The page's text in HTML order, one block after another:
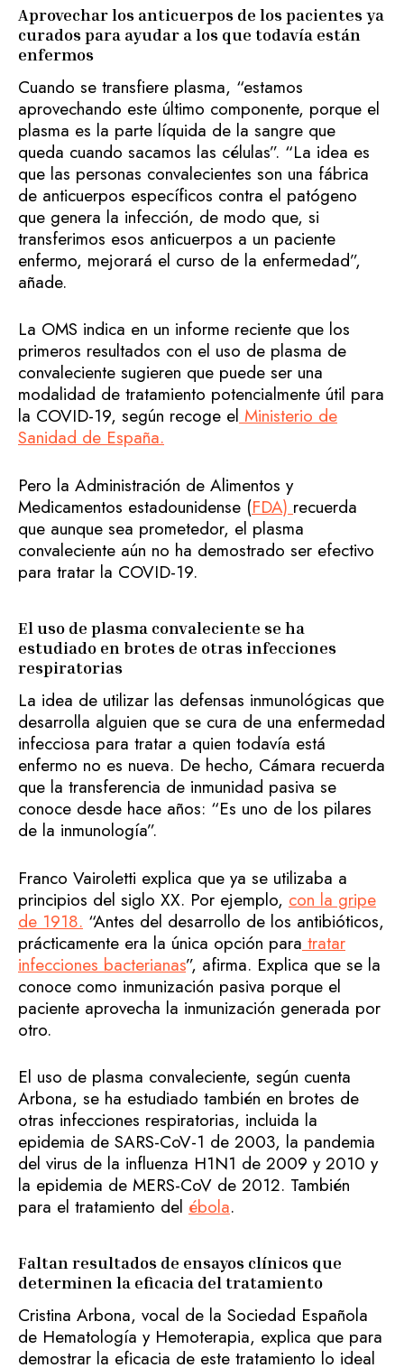
Aprovechar los anticuerpos de los pacientes ya
curados para ayudar a los que todavía están
enfermos
Cuando se transfiere plasma, “estamos
aprovechando este último componente, porque el
plasma es la parte líquida de la sangre que
queda cuando sacamos las células”. “La idea es
que las personas convalecientes son una fábrica
de anticuerpos específicos contra el patógeno
que genera la infección, de modo que, si
transferimos esos anticuerpos a un paciente
enfermo, mejorará el curso de la enfermedad”,
añade.
La OMS indica en un informe reciente que los
primeros resultados con el uso de plasma de
convaleciente sugieren que puede ser una
modalidad de tratamiento potencialmente útil para
la COVID-19, según recoge el Ministerio de
Sanidad de España.
Pero la Administración de Alimentos y
Medicamentos estadounidense (FDA) recuerda
que aunque sea prometedor, el plasma
convaleciente aún no ha demostrado ser efectivo
para tratar la COVID-19.
El uso de plasma convaleciente se ha
estudiado en brotes de otras infecciones
respiratorias
La idea de utilizar las defensas inmunológicas que
desarrolla alguien que se cura de una enfermedad
infecciosa para tratar a quien todavía está
enfermo no es nueva. De hecho, Cámara recuerda
que la transferencia de inmunidad pasiva se
conoce desde hace años: “Es uno de los pilares
de la inmunología”.
Franco Vairoletti explica que ya se utilizaba a
principios del siglo XX. Por ejemplo, con la gripe
de 1918. “Antes del desarrollo de los antibióticos,
prácticamente era la única opción para tratar
infecciones bacterianas”, afirma. Explica que se la
conoce como inmunización pasiva porque el
paciente aprovecha la inmunización generada por
otro.
El uso de plasma convaleciente, según cuenta
Arbona, se ha estudiado también en brotes de
otras infecciones respiratorias, incluida la
epidemia de SARS-CoV-1 de 2003, la pandemia
del virus de la influenza H1N1 de 2009 y 2010 y
la epidemia de MERS-CoV de 2012. También
para el tratamiento del ébola.
Faltan resultados de ensayos clínicos que
determinen la eficacia del tratamiento
Cristina Arbona, vocal de la Sociedad Española
de Hematología y Hemoterapia, explica que para
demostrar la eficacia de este tratamiento lo ideal